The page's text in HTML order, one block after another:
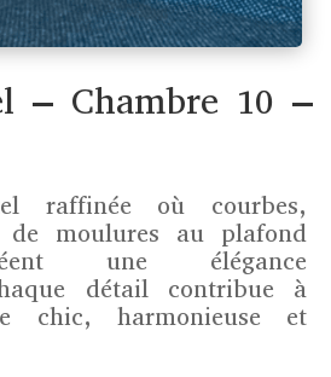
– Chambre 10 –
raffinée où courbes,
moulures au plafond
une élégance
détail contribue à
chic, harmonieuse et